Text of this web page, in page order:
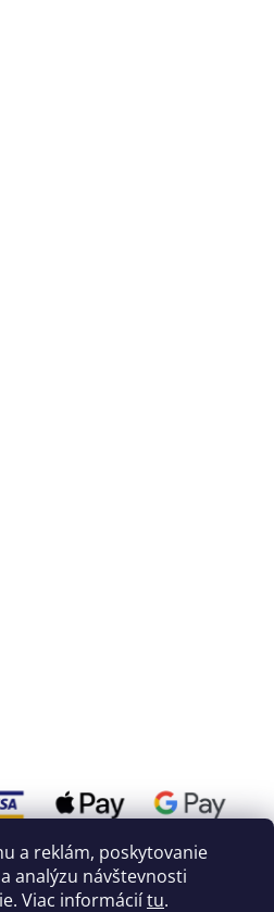
a reklám, poskytovanie
analýzu návštevnosti
Viac informáciítu.